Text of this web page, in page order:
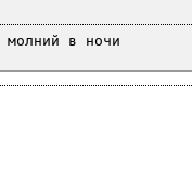
молний в ночи